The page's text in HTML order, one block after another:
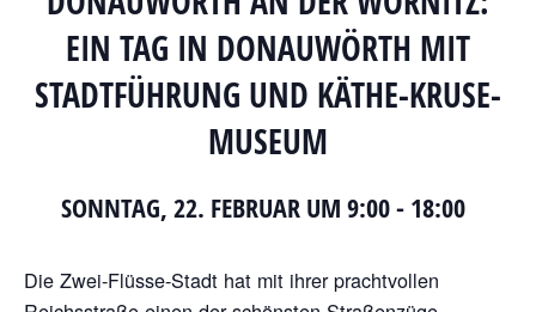
EIN TAG IN DONAUWÖRTH MIT
STADTFÜHRUNG UND KÄTHE-KRUSE-
MUSEUM
SONNTAG, 22. FEBRUAR UM 9:00- 18:00
Die Zwei-Flüsse-Stadt hat mit ihrer prachtvollen